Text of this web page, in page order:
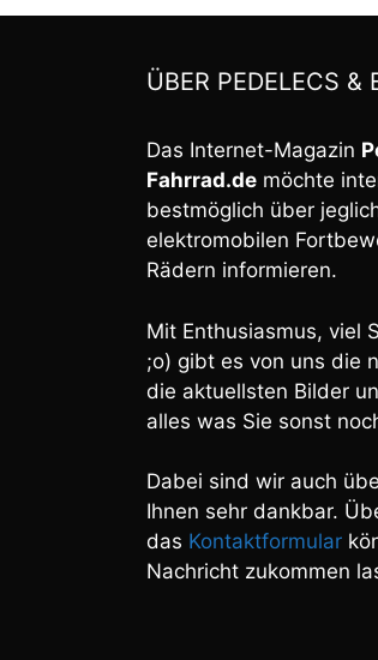
ÜBER PEDELECS &
Das Internet-Magazin
Fahrrad.de möchte
bestmöglich über
elektromobilen
Rädern informieren.
Mit Enthusiasmus, viel
;o) gibt es von uns die
die aktuellsten Bilder
alles was Sie sonst
Dabei sind wir auch
Ihnen sehr dankbar.
das Kontaktformular
Nachricht zukommen